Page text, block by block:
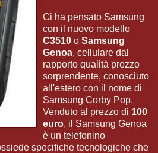
Ci ha pensato Samsung
con il nuovo modello
C3510 o Samsung
Genoa, cellulare dal
rapporto qualità prezzo
sorprendente, conosciuto
all'estero con il nome di
Samsung Corby Pop.
Venduto al prezzo di 100
euro, il Samsung Genoa
è un telefonino
specifiche tecnologiche che